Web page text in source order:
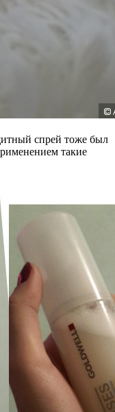
спрей тоже был
такие